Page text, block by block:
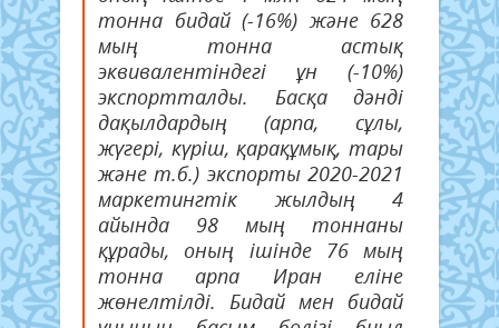
тонна бидай (-16%) және 628
мың тонна астық
эквивалентіндегі ұн (-10%)
экспортталды. Басқа дәнді
дақылдардың (арпа, сұлы,
жүгері, күріш, қарақұмық, тары
және т.б.) экспорты 2020-2021
маркетингтік жылдың 4
айында 98 мың тоннаны
құрады, оның ішінде 76 мың
тонна арпа Иран еліне
жөнелтілді. Бидай мен бидай